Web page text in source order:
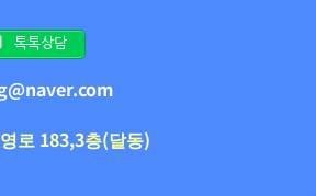
톡톡상담
로 183,3층(달동)